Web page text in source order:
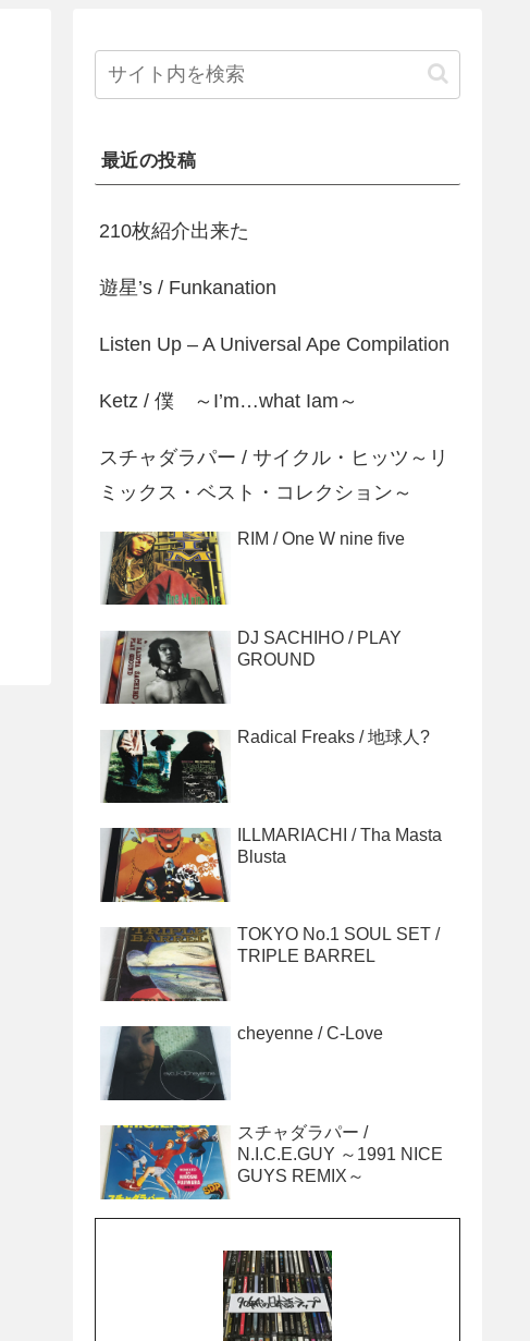
最近の投稿
210枚紹介出来た
遊星’s / Funkanation
Listen Up – A Universal Ape Compilation
Ketz / 僕 ～I’m…what Iam～
スチャダラパー / サイクル・ヒッツ～リ
ミックス・ベスト・コレクション～
RIM / One W nine five
DJ SACHIHO / PLAY
GROUND
Radical Freaks / 地球人?
ILLMARIACHI / Tha Masta
Blusta
TOKYO No.1 SOUL SET /
TRIPLE BARREL
cheyenne / C‐Love
スチャダラパー /
N.I.C.E.GUY ～1991 NICE
GUYS REMIX～